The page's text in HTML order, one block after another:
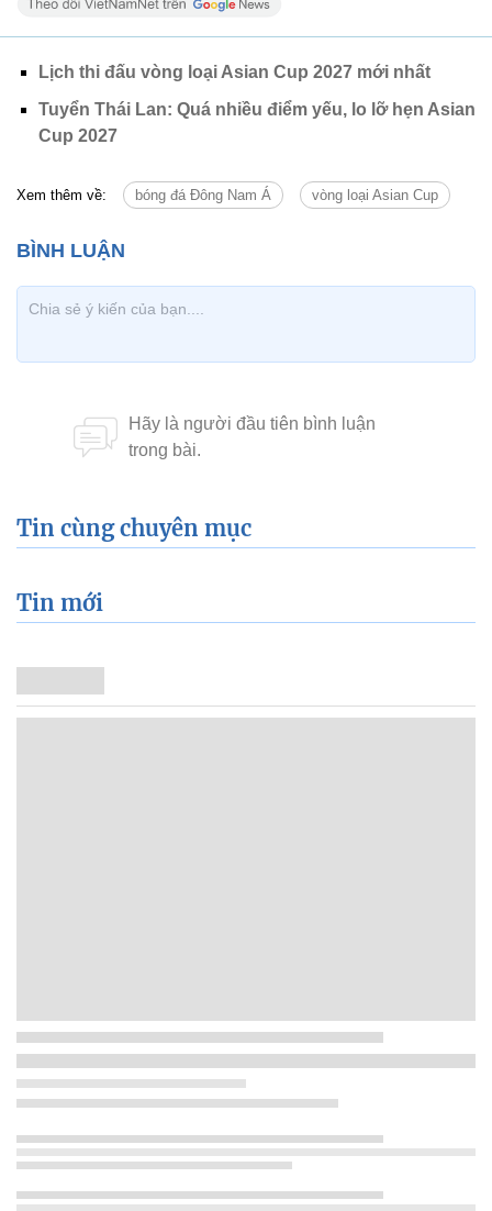
Lịch thi đấu vòng loại Asian Cup 2027 mới nhất
Tuyển Thái Lan: Quá nhiều điểm yếu, lo lỡ hẹn Asian
Cup 2027
Xem thêm về: bóng đá Đông Nam Á vòng loại Asian Cup
Tin cùng chuyên mục
Tin mới